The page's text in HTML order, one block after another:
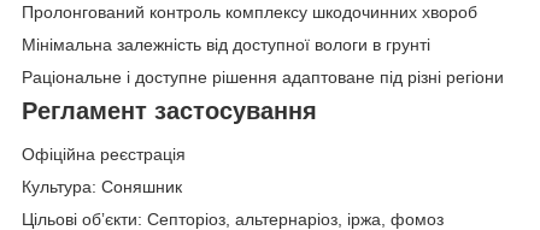
Пролонгований контроль комплексу шкодочинних хвороб
Мінімальна залежність від доступної вологи в грунті
Раціональне і доступне рішення адаптоване під різні регіони
Регламент застосування
Офіційна реєстрація
Культура: Соняшник
Цільові обʼєкти: Септоріоз, альтернаріоз, іржа, фомоз